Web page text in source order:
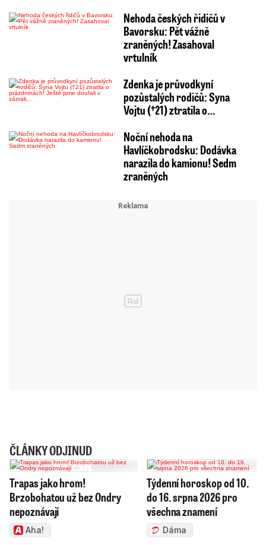
Nehoda českých řidičů v
Bavorsku: Pět vážně
zraněných! Zasahoval
vrtulník
Zdenka je průvodkyní
pozůstalých rodičů: Syna
Vojtu (†21) ztratila o…
Noční nehoda na
Havlíčkobrodsku: Dodávka
narazila do kamionu! Sedm
zraněných
ČLÁNKY ODJINUD
Trapas jako hrom!
Brzobohatou už bez Ondry
nepoznávají
Aha!
Týdenní horoskop od 10.
do 16. srpna 2026 pro
všechna znamení
Dáma